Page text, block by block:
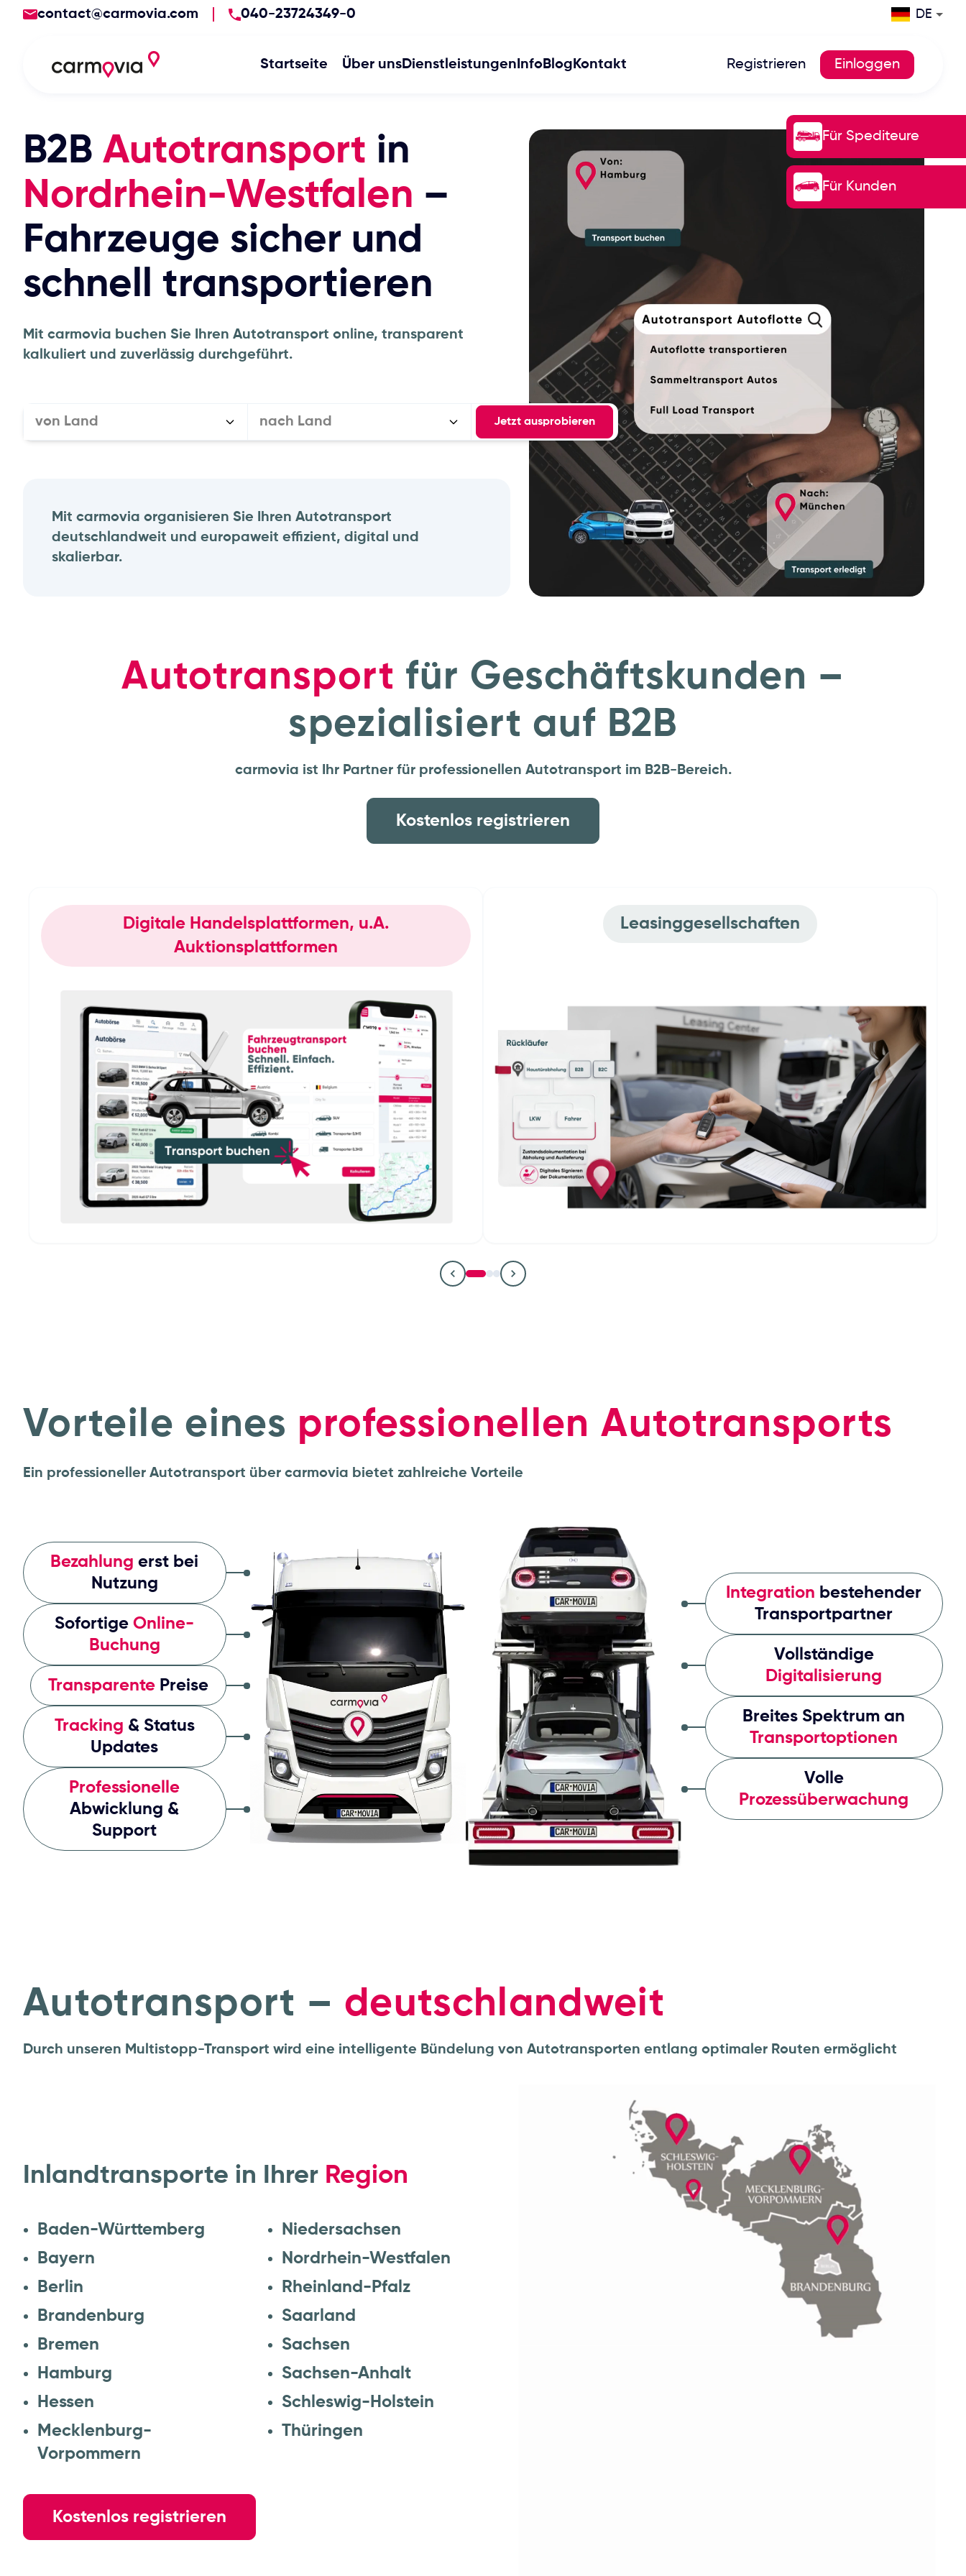
contact@carmovia.com 040-23724349-0 DE
Startseite Über unsDienstleistungenInfoBlogKontakt Registrieren Einloggen
Für Kunden
Für Spediteure
B2B Autotransport in
Nordrhein-Westfalen –
Fahrzeuge sicher und
schnell transportieren
Mit carmovia buchen Sie Ihren Autotransport online, transparent
kalkuliert und zuverlässig durchgeführt.
von Land nach Land Jetzt ausprobieren
Mit carmovia organisieren Sie Ihren Autotransport
deutschlandweit und europaweit effizient, digital und
skalierbar.
Autotransport für Geschäftskunden –
spezialisiert auf B2B
carmovia ist Ihr Partner für professionellen Autotransport im B2B-Bereich.
Kostenlos registrieren
Digitale Handelsplattformen, u.A.
Auktionsplattformen
Leasinggesellschaften
Autohäuser & Händlergruppen OEMs & Fahrzeughersteller
Vorteile eines professionellen Autotransports
Bezahlung erst bei
Nutzung
Sofortige Online-
Buchung
Transparente Preise
Tracking & Status
Updates
Professionelle
Abwicklung &
Support
Integration bestehender
Transportpartner
Vollständige
Digitalisierung
Breites Spektrum an
Transportoptionen
Volle
Prozessüberwachung
Autotransport – deutschlandweit
Durch unseren Multistopp-Transport wird eine intelligente Bündelung von Autotransporten entlang optimaler Routen ermöglicht
Bayern
Berlin
Brandenburg
Bremen
Hamburg
Hessen
Mecklenburg-
Vorpommern
Nordrhein-Westfalen
Rheinland-Pfalz
Saarland
Sachsen
Sachsen-Anhalt
Schleswig-Holstein
Thüringen
Kostenlos registrieren